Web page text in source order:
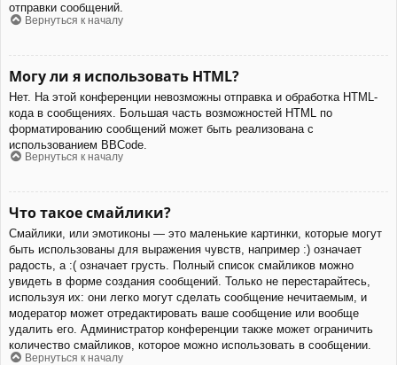
отправки сообщений.
Вернуться к началу
Могу ли я использовать HTML?
Нет. На этой конференции невозможны отправка и обработка HTML-
кода в сообщениях. Большая часть возможностей HTML по
форматированию сообщений может быть реализована с
использованием BBCode.
Вернуться к началу
Что такое смайлики?
Смайлики, или эмотиконы — это маленькие картинки, которые могут
быть использованы для выражения чувств, например :) означает
радость, а :( означает грусть. Полный список смайликов можно
увидеть в форме создания сообщений. Только не перестарайтесь,
используя их: они легко могут сделать сообщение нечитаемым, и
модератор может отредактировать ваше сообщение или вообще
удалить его. Администратор конференции также может ограничить
количество смайликов, которое можно использовать в сообщении.
Вернуться к началу